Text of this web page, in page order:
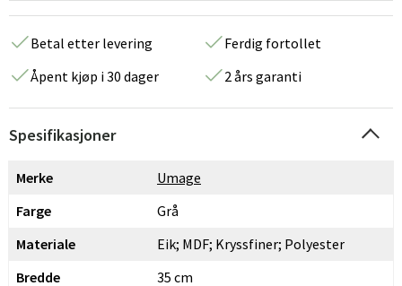
Betal etter levering
Ferdig fortollet
Åpent kjøp i 30 dager
2 års garanti
Spesifikasjoner
Merke
Umage
Farge
Grå
Materiale
Eik; MDF; Kryssfiner; Polyester
Bredde
35 cm